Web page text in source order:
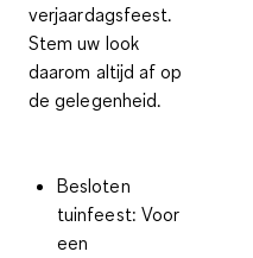
verjaardagsfeest.
Stem uw look
daarom altijd af op
de gelegenheid.
Besloten
tuinfeest: Voor
een